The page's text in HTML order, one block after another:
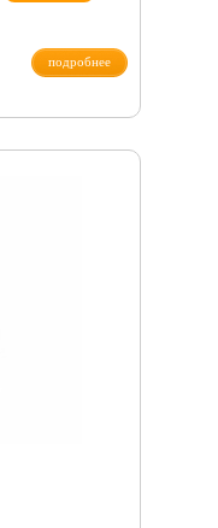
подробнее